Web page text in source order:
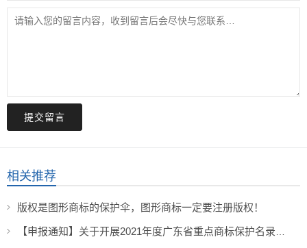
提交留言
相关推荐
版权是图形商标的保护伞，图形商标一定要注册版权！